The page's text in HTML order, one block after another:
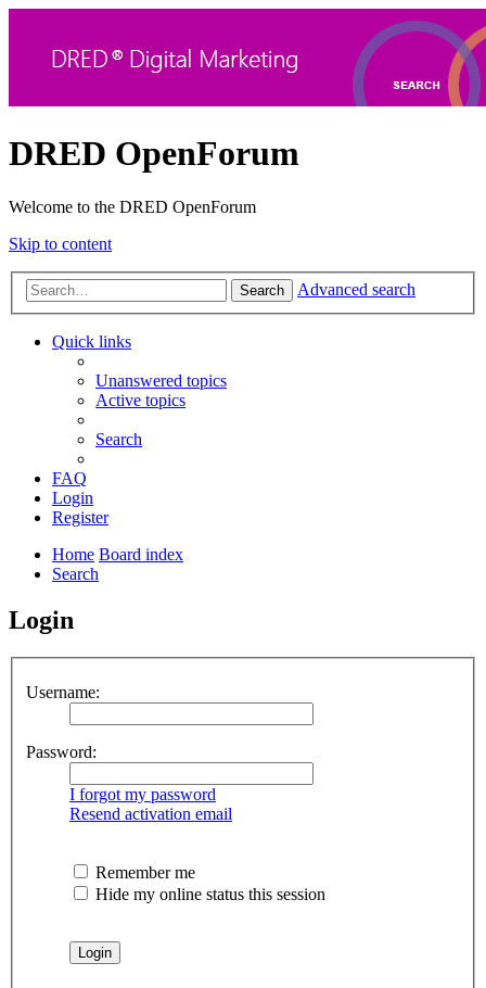
DRED OpenForum
Welcome to the DRED OpenForum
Skip to content
Search Advanced search
Quick links
Unanswered topics
Active topics
Search
FAQ
Login
Register
Home Board index
Search
Login
Username:
Password:
I forgot my password
Resend activation email
Remember me
Hide my online status this session